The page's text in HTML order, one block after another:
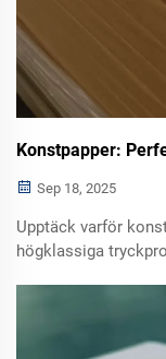
Konstpapper:
Sep 18, 2025
Upptäck varför
högklassiga